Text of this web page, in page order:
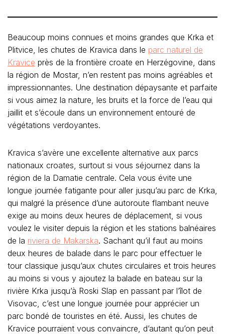
Beaucoup moins connues et moins grandes que Krka et
Plitvice, les chutes de Kravica dans le parc naturel de
Kravice près de la frontière croate en Herzégovine, dans
la région de Mostar, n’en restent pas moins agréables et
impressionnantes. Une destination dépaysante et parfaite
si vous aimez la nature, les bruits et la force de l’eau qui
jaillit et s’écoule dans un environnement entouré de
végétations verdoyantes.
Kravica s’avère une excellente alternative aux parcs
nationaux croates, surtout si vous séjournez dans la
région de la Damatie centrale. Cela vous évite une
longue journée fatigante pour aller jusqu’au parc de Krka,
qui malgré la présence d’une autoroute flambant neuve
exige au moins deux heures de déplacement, si vous
voulez le visiter depuis la région et les stations balnéaires
de la riviera de Makarska. Sachant qu’il faut au moins
deux heures de balade dans le parc pour effectuer le
tour classique jusqu’aux chutes circulaires et trois heures
au moins si vous y ajoutez la balade en bateau sur la
rivière Krka jusqu’à Roski Slap en passant par l’îlot de
Visovac, c’est une longue journée pour apprécier un
parc bondé de touristes en été. Aussi, les chutes de
Kravice pourraient vous convaincre, d’autant qu’on peut